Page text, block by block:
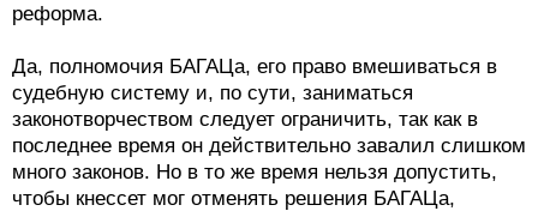
реформа.
Да, полномочия БАГАЦа, его право вмешиваться в
судебную систему и, по сути, заниматься
законотворчеством следует ограничить, так как в
последнее время он действительно завалил слишком
много законов. Но в то же время нельзя допустить,
чтобы кнессет мог отменять решения БАГАЦа,